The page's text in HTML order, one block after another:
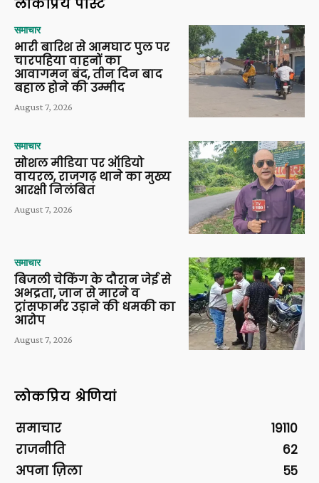
लोकप्रिय पोस्ट
समाचार
भारी बारिश से आमघाट पुल पर
चारपहिया वाहनों का
आवागमन बंद, तीन दिन बाद
बहाल होने की उम्मीद
August 7, 2026
समाचार
सोशल मीडिया पर ऑडियो
वायरल, राजगढ़ थाने का मुख्य
आरक्षी निलंबित
August 7, 2026
समाचार
बिजली चेकिंग के दौरान जेई से
अभद्रता, जान से मारने व
ट्रांसफार्मर उड़ाने की धमकी का
आरोप
August 7, 2026
लोकप्रिय श्रेणियां
समाचार
19110
राजनीति
62
अपना ज़िला
55